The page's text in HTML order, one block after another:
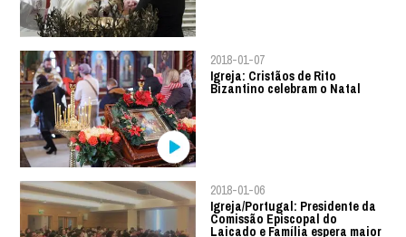
2018-01-07
Igreja: Cristãos de Rito
Bizantino celebram o Natal
2018-01-06
Igreja/Portugal: Presidente da
Comissão Episcopal do
Laicado e Família espera maior